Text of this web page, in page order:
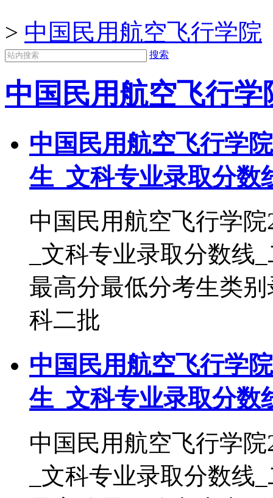
> 中国民用航空飞行学院
搜索
中国民用航空飞行学
中国民用航空飞行学
生_文科专业录取分数
中国民用航空飞行学
_文科专业录取分数
最高分最低分考生类别
科二批
中国民用航空飞行学
生_文科专业录取分数
中国民用航空飞行学
_文科专业录取分数